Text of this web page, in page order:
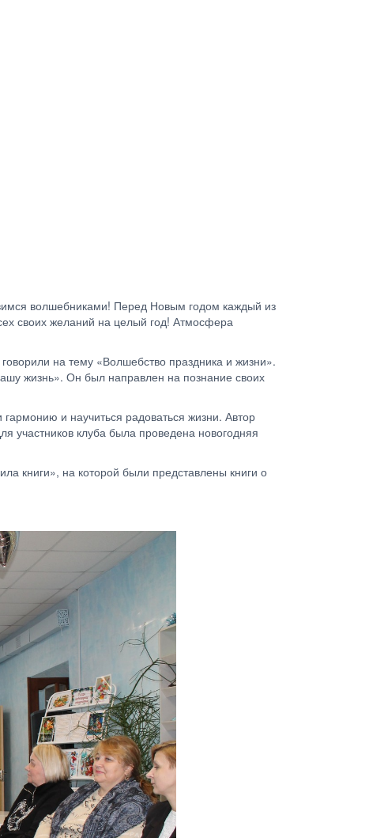
волшебниками! Перед Новым годом каждый из
своих желаний на целый год! Атмосфера
на тему «Волшебство праздника и жизни».
жизнь». Он был направлен на познание своих
гармонию и научиться радоваться жизни. Автор
участников клуба была проведена новогодняя
книги», на которой были представлены книги о